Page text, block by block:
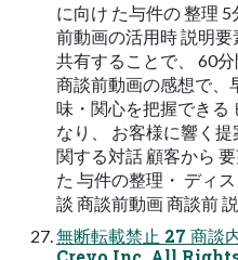
に向け た与件の 整理
前動画の活⽤時 説明要
共有することで、 60
商談前動画の感想で、
味・関⼼を把握できる
なり、 お客様に響く
関する対話 顧客から
た 与件の整理・ ディ
談 商談前動画 商談前
無断転載禁⽌ 27 商